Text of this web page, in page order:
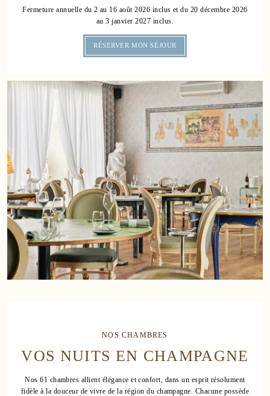
Fermeture annuelle du 2 au 16 août 2026 inclus et du 20 décembre 2026
au 3 janvier 2027 inclus.
RÉSERVER MON SÉJOUR
NOS CHAMBRES
VOS NUITS EN CHAMPAGNE
Nos 61 chambres allient élégance et confort, dans un esprit résolument
fidèle à la douceur de vivre de la région du champagne. Chacune possède